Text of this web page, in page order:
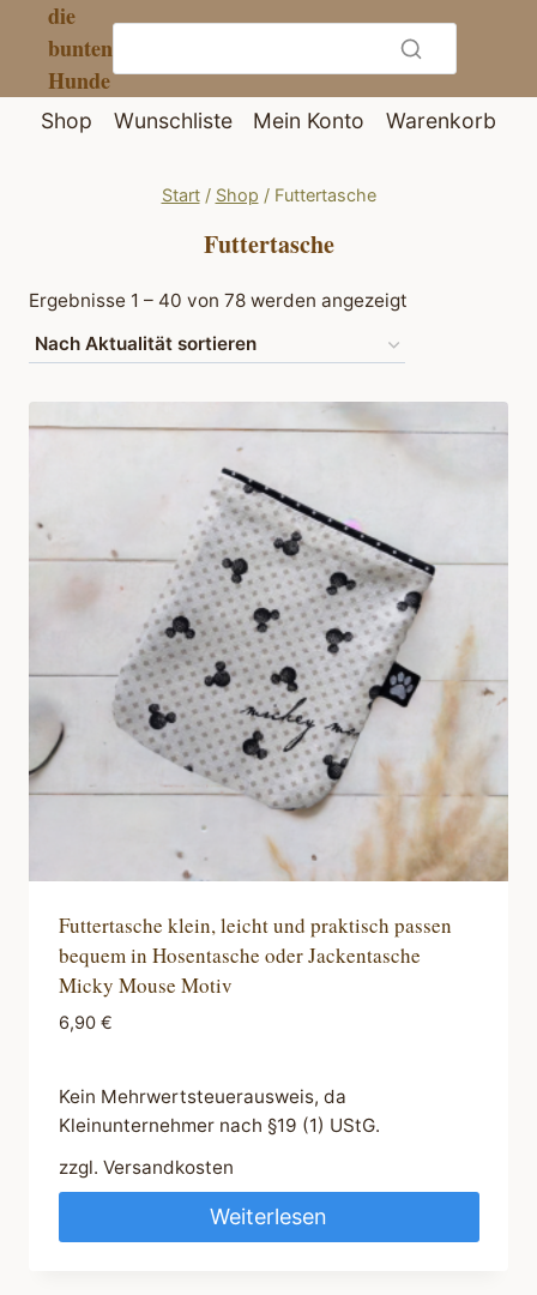
Inhalt
springen
die
bunten
Hunde
Shop Wunschliste Mein Konto Warenkorb
Start / Shop / Futtertasche
Futtertasche
Ergebnisse 1 – 40 von 78 werden angezeigt
Futtertasche klein, leicht und praktisch passen
bequem in Hosentasche oder Jackentasche
Micky Mouse Motiv
6,90 €
Kein Mehrwertsteuerausweis, da
Kleinunternehmer nach §19 (1) UStG.
zzgl. Versandkosten
Weiterlesen